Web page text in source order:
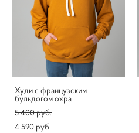
Худи с французским
бульдогом охра
5 400 pуб.
4 590 pуб.